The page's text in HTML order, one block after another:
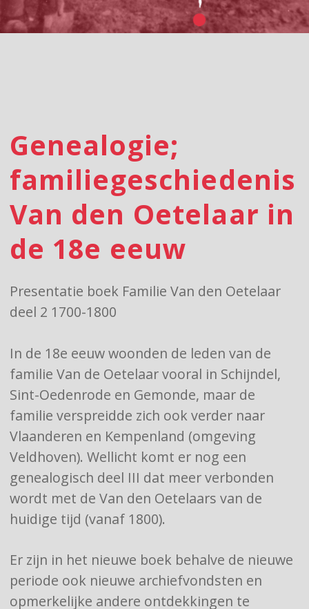
Genealogie;
familiegeschiedenis
Van den Oetelaar in
de 18e eeuw
Presentatie boek Familie Van den Oetelaar
deel 2 1700-1800
In de 18e eeuw woonden de leden van de
familie Van de Oetelaar vooral in Schijndel,
Sint-Oedenrode en Gemonde, maar de
familie verspreidde zich ook verder naar
Vlaanderen en Kempenland (omgeving
Veldhoven). Wellicht komt er nog een
genealogisch deel III dat meer verbonden
wordt met de Van den Oetelaars van de
huidige tijd (vanaf 1800).
Er zijn in het nieuwe boek behalve de nieuwe
periode ook nieuwe archiefvondsten en
opmerkelijke andere ontdekkingen te